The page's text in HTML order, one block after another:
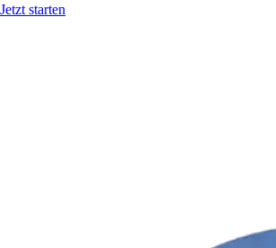
Jetzt starten